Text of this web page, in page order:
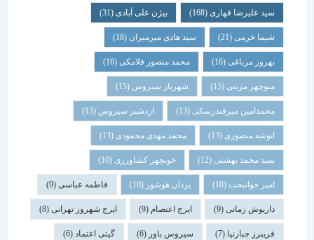
سید علیرضا قهاری(168) بیژن علی آبادی(31)
شیما خرمی(21) سید هادی میرمیران(18)
بهروز مرباغی (16) محمد منصور فلامکی (16)
منوچهر مزینی(15) شهریار سیروس(15)
محمدامین میرفندرسکی(13) اردشیر سیروس(13)
انوشه منصوری(13) محمد مهدی محمودی(13)
سید محمد بهشتی(12) خوبچهر کشاورزی(10)
امیر جوانبخت(10) یزدان هوشور(10) فاطمه عباسی(9)
داریوش زمانی(9) ایرج اعتصام(9) ایرج شهروز تهرانی(8)
فریبرز جبارنیا(7) سیروس باور(6) گیتی اعتماد(6)